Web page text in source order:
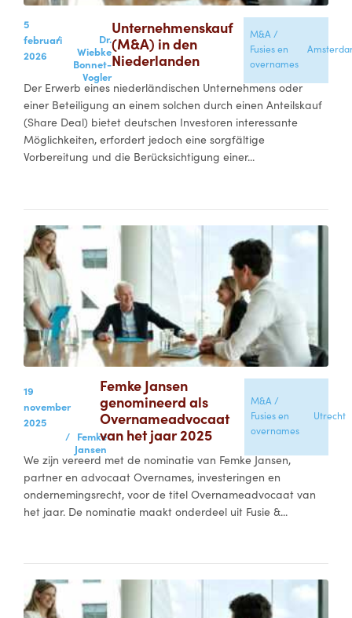
5
februari
2026
/
Dr.
Wiebke
Bonnet-
Vogler
Unternehmenskauf
(M&A) in den
Niederlanden
M&A /
Fusies en
overnames
Der Erwerb eines niederländischen Unternehmens oder
einer Beteiligung an einem solchen durch einen Anteilskauf
(Share Deal) bietet deutschen Investoren interessante
Möglichkeiten, erfordert jedoch eine sorgfältige
Vorbereitung und die Berücksichtigung einer...
19
november
2025
/ Femke
Jansen
Femke Jansen
genomineerd als
Overnameadvocaat
van het jaar 2025
M&A /
Fusies en
overnames
Utrecht
We zijn vereerd met de nominatie van Femke Jansen,
partner en advocaat Overnames, investeringen en
ondernemingsrecht, voor de titel Overnameadvocaat van
het jaar. De nominatie maakt onderdeel uit Fusie &...